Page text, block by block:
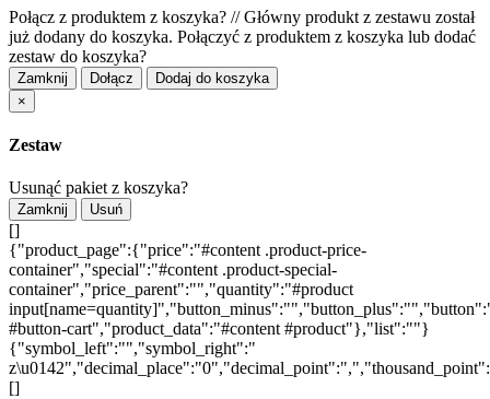
Połącz z produktem z koszyka? //Główny produkt z zestawu został
już dodany do koszyka. Połączyć z produktem z koszyka lub dodać
zestaw do koszyka?
Zamknij Dołącz
Dodaj do koszyka
×
Zestaw
Usunąć pakiet z koszyka?
Zamknij Usuń
[]
{"product_page":{"price":"#content .product-price-
container","special":"#content .product-special-
container","price_parent":"","quantity":"#product
#button-cart","product_data":"#content #product"},"list":""}
{"symbol_left":"","symbol_right":"
[]